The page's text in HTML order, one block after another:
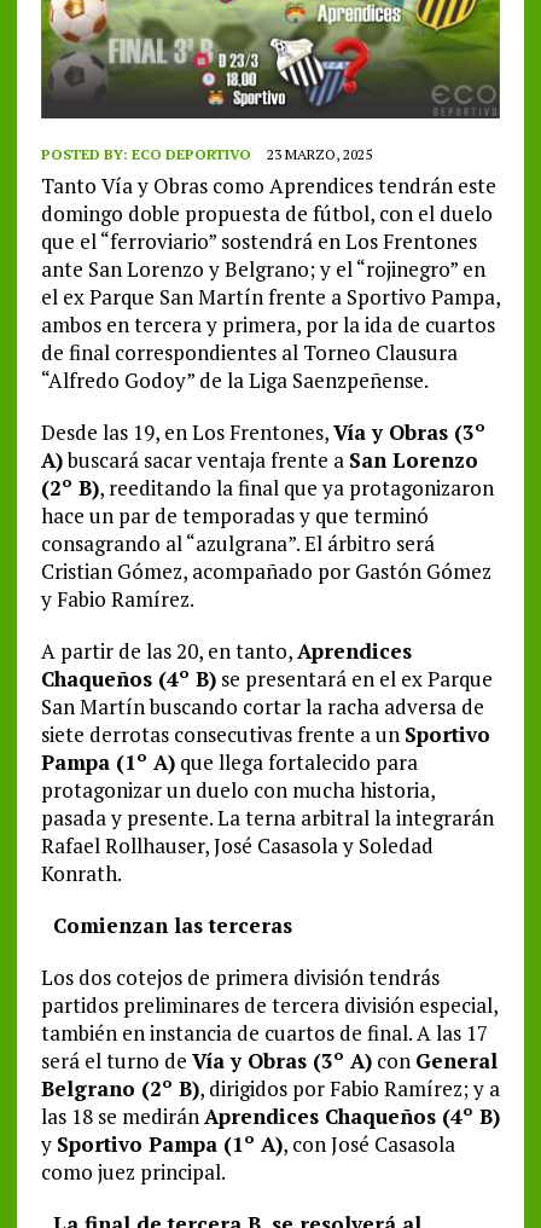
POSTED BY: ECO DEPORTIVO 23 MARZO, 2025
Tanto Vía y Obras como Aprendices tendrán este
domingo doble propuesta de fútbol, con el duelo
que el “ferroviario” sostendrá en Los Frentones
ante San Lorenzo y Belgrano; y el “rojinegro” en
el ex Parque San Martín frente a Sportivo Pampa,
ambos en tercera y primera, por la ida de cuartos
de final correspondientes al Torneo Clausura
“Alfredo Godoy” de la Liga Saenzpeñense.
Desde las 19, en Los Frentones,Vía y Obras (3º
A)buscará sacar ventaja frente a San Lorenzo
(2º B), reeditando la final que ya protagonizaron
hace un par de temporadas y que terminó
consagrando al “azulgrana”. El árbitro será
Cristian Gómez, acompañado por Gastón Gómez
y Fabio Ramírez.
A partir de las 20, en tanto,Aprendices
Chaqueños (4º B)se presentará en el ex Parque
San Martín buscando cortar la racha adversa de
siete derrotas consecutivas frente a un Sportivo
Pampa (1º A)que llega fortalecido para
protagonizar un duelo con mucha historia,
pasada y presente. La terna arbitral la integrarán
Rafael Rollhauser, José Casasola y Soledad
Konrath.
Comienzan las terceras
Los dos cotejos de primera división tendrás
partidos preliminares de tercera división especial,
también en instancia de cuartos de final. A las 17
será el turno de Vía y Obras (3º A)con General
Belgrano (2º B), dirigidos por Fabio Ramírez; y a
las 18 se mediránAprendices Chaqueños (4º B)
y Sportivo Pampa (1º A), con José Casasola
como juez principal.